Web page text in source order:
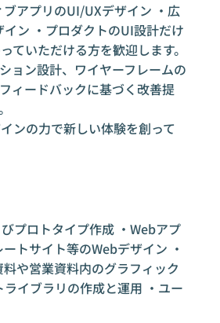
アプリのUI/UXデザイン ・広
ン ・プロダクトのUI設計だけ
いただける方を歓迎します。
ョン設計、ワイヤーフレームの
ィードバックに基づく改善提
ンの力で新しい体験を創って
プロトタイプ作成 ・Webアプ
トサイト等のWebデザイン ・
や営業資料内のグラフィック
イブラリの作成と運用 ・ユー